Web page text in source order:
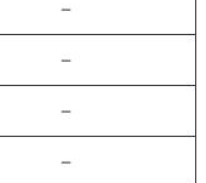
－
－
－
－